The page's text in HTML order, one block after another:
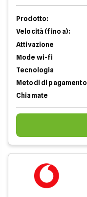
Prodotto:
Velocità (fino a):
Attivazione
Mode wi-fi
Tecnologia
Metodi di pagamento
Chiamate